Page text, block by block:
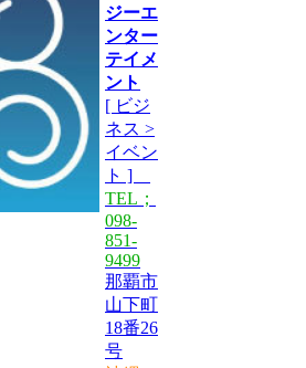
ジーエ
ンター
テイメ
ント
[ ビジ
ネス >
イベン
ト ]
TEL；
098-
851-
9499
那覇市
山下町
18番26
号